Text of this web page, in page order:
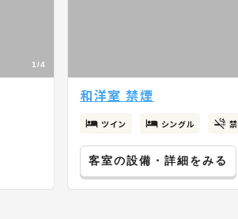
1/4
和洋室 禁煙
ツイン シングル
客室の設備・詳細をみる